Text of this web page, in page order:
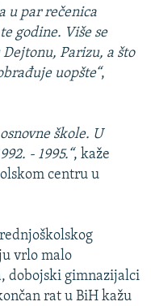
u par rečenica
godine. Više se
Parizu, a što
uopšte“,
škole. U
- 1995.“, kaže
centru u
vrlo malo
dobojski gimnazijalci
rat u BiH kažu